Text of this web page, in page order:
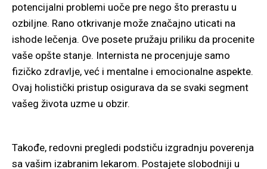
potencijalni problemi uoče pre nego što prerastu u
ozbiljne. Rano otkrivanje može značajno uticati na
ishode lečenja. Ove posete pružaju priliku da procenite
vaše opšte stanje. Internista ne procenjuje samo
fizičko zdravlje, već i mentalne i emocionalne aspekte.
Ovaj holistički pristup osigurava da se svaki segment
vašeg života uzme u obzir.
Takođe, redovni pregledi podstiču izgradnju poverenja
sa vašim izabranim lekarom. Postajete slobodniji u